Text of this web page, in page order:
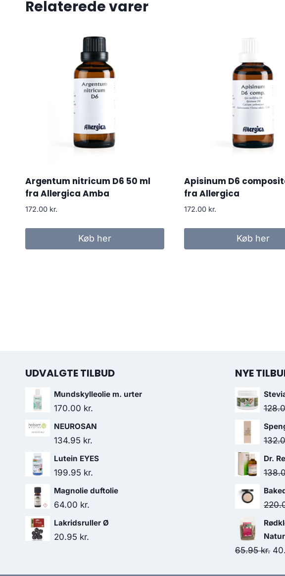
Relaterede varer
Argentum nitricum D6 50 ml
fra Allergica Amba
172.00 kr.
Køb her
Apisinum D6
fra Allergica
172.00 kr.
Køb her
UDVALGTE TILBUD
Mundskylleolie m. urter
170.00 kr.
NEUROSAN
134.95 kr.
Lutein EYES
199.95 kr.
Magnolie duftolie
64.00 kr.
Lakridsruller Ø
20.95 kr.
NYE
Dr.
65.95kr.